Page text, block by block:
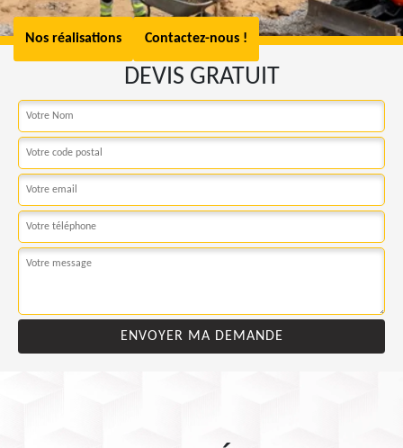
Nos réalisations Contactez-nous !
DEVIS GRATUIT